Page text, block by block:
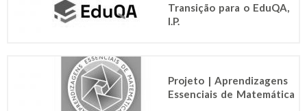
Transição para o EduQA,
I.P.
Projeto | Aprendizagens
Essenciais de Matemática